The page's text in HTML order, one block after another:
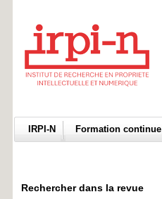
IRPI-N Formation continue
Rechercher dans la revue